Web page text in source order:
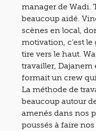
manager de Wadi.
beaucoup aidé.
scènes en local,
motivation, c’est
tire vers le haut.
travailler, Dajanem
formait un crew qui
La méthode de
beaucoup autour
amenés dans nos
poussés à faire